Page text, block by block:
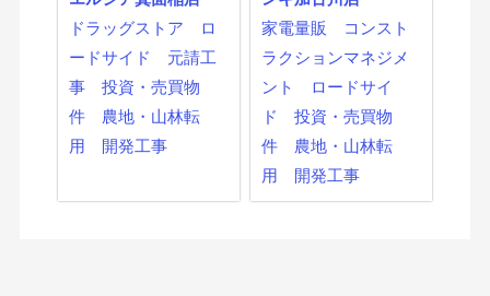
ドラッグストア
ロ
ードサイド
元請工
事
投資・売買物
件
農地・山林転
用
開発工事
家電量販
コンスト
ラクションマネジメ
ント
ロードサイ
ド
投資・売買物
件
農地・山林転
用
開発工事